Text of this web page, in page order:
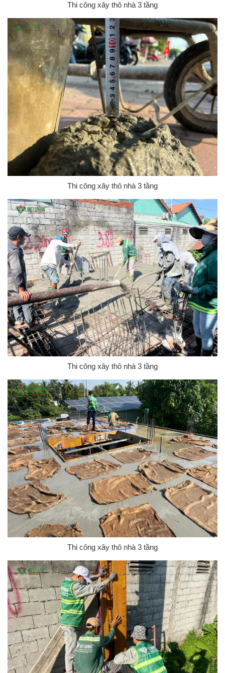
Thi công xây thô nhà 3 tầng
Thi công xây thô nhà 3 tầng
Thi công xây thô nhà 3 tầng
Thi công xây thô nhà 3 tầng